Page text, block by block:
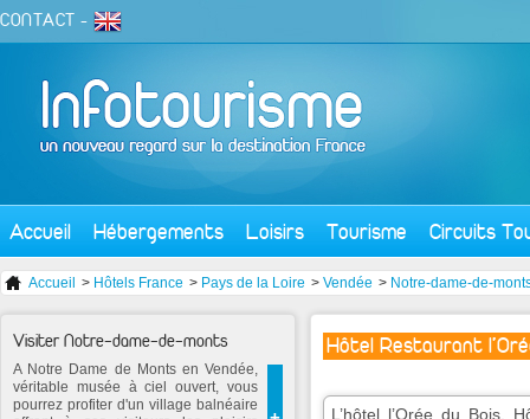
CONTACT -
Accueil Hébergements Loisirs Tourisme Circuits
Accueil > Hôtels France > Pays de la Loire > Vendée > Notre-dame-de-
Hôtel Restaurant
L’hôtel l’Orée du Bois,
Visiter Notre-dame-de-monts
A Notre Dame de Monts en Vendée,
véritable musée à ciel ouvert, vous
pourrez profiter d'un village balnéaire